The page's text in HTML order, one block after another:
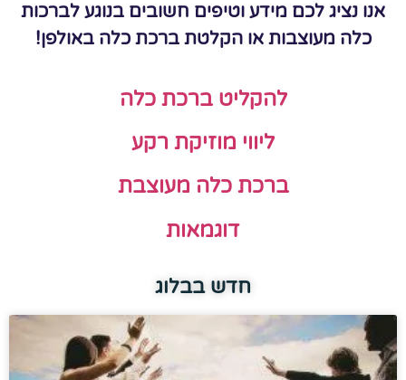
אנו נציג לכם מידע וטיפים חשובים בנוגע לברכות
כלה מעוצבות או הקלטת ברכת כלה באולפן!
להקליט ברכת כלה
ליווי מוזיקת רקע
ברכת כלה מעוצבת
דוגמאות
חדש בבלוג